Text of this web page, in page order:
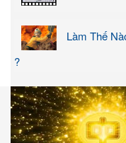
Làm Thế
?